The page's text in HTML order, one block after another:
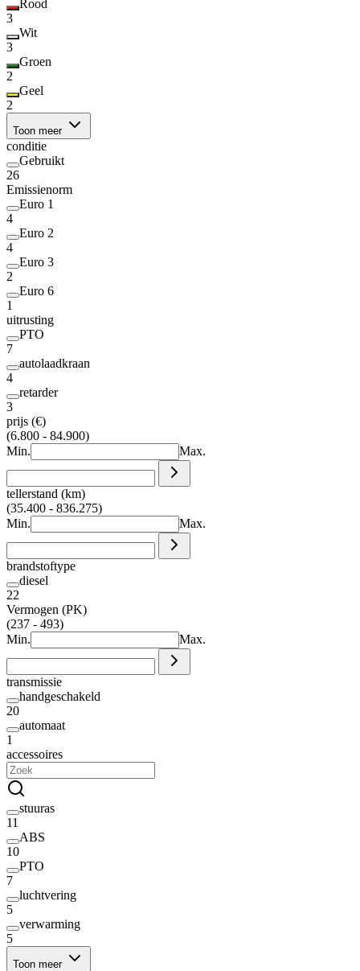
Rood
3
Wit
3
Groen
2
Geel
2
Toon meer
conditie
Gebruikt
26
Emissienorm
Euro 1
4
Euro 2
4
Euro 3
2
Euro 6
1
uitrusting
PTO
7
autolaadkraan
4
retarder
3
prijs (€)
(6.800 - 84.900)
Min.
Max.
tellerstand (km)
(35.400 - 836.275)
Min.
Max.
brandstoftype
diesel
22
Vermogen (PK)
(237 - 493)
Min.
Max.
transmissie
handgeschakeld
20
automaat
1
accessoires
stuuras
11
ABS
10
PTO
7
luchtvering
5
verwarming
5
Toon meer